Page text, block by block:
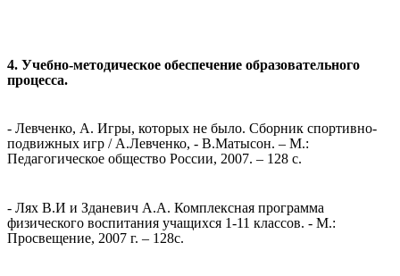
4. Учебно-методическое обеспечение образовательного
процесса.
- Левченко, А. Игры, которых не было. Сборник спортивно-
подвижных игр / А.Левченко, - В.Матысон. – М.:
Педагогическое общество России, 2007. – 128 с.
- Лях В.И и Зданевич А.А. Комплексная программа
физического воспитания учащихся 1-11 классов. - М.:
Просвещение, 2007 г. – 128с.